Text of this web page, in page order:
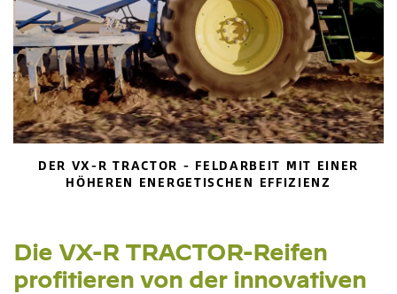
DER VX-R TRACTOR - FELDARBEIT MIT EINER
HÖHEREN ENERGETISCHEN EFFIZIENZ
Die VX-R TRACTOR-Reifen
profitieren von der innovativen